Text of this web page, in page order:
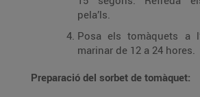
pela’ls.
Posa els tomàquets a
marinar de 12 a 24 hores.
Preparació del sorbet de tomàquet: